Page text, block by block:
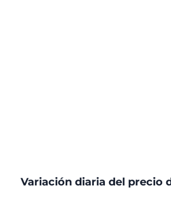
Variación diaria del precio